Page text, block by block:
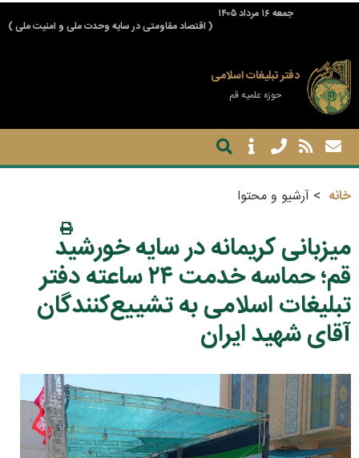
جمعه ۱۶ مرداد ۱۴۰۵
( اقتصاد مقاومتی در سایه وحدت ملی و امنیت ملی )
دفتر تبلیغات اسلامی
حوزه علمیه قم
خانه آرشیو و محتوا
میزبانی کریمانه در سایه خورشید
قم؛ حماسه خدمت ۲۴ ساعته دفتر
تبلیغات اسلامی به تشییع‌کنندگان
آقای شهید ایران